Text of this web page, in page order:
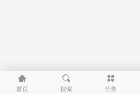

首页

搜索

分类